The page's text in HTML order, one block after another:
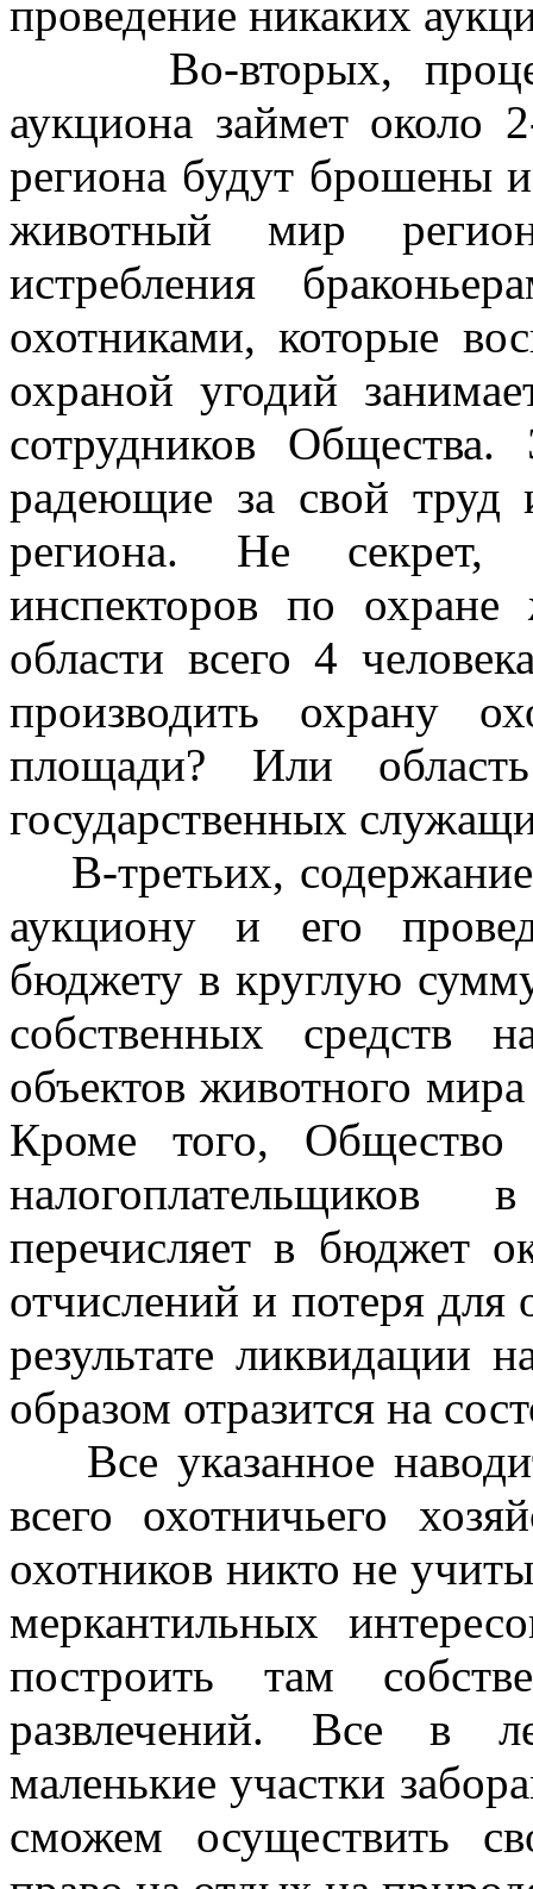
проведение никаких
Во-вторых, процесс
аукциона займет около
региона будут брошены
животный мир
истребления
охотниками, которые
охраной угодий
сотрудников
радеющие за свой труд
региона. Не секрет,
инспекторов по охране
области всего 4
производить охрану
площади? Или
государственных
В-третьих, содержание
аукциону и его
бюджету в круглую
собственных средств
объектов животного
Кроме того, Общество
перечисляет в бюджет
отчислений и потеря для
результате ликвидации
образом отразится на
Все указанное
всего охотничьего
охотников никто не
меркантильных
построить там
развлечений. Все в
маленькие участки
сможем осуществить